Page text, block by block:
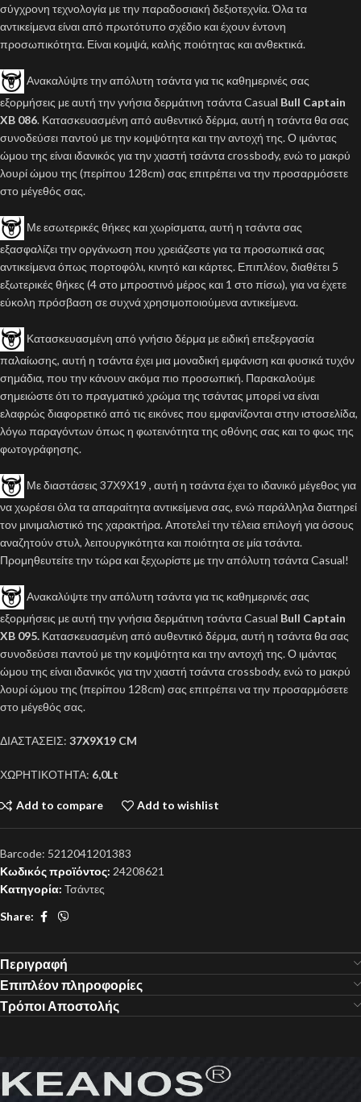
σύγχρονη τεχνολογία με την παραδοσιακή δεξιοτεχνία. Όλα τα
αντικείμενα είναι από πρωτότυπο σχέδιο και έχουν έντονη
προσωπικότητα. Είναι κομψά, καλής ποιότητας και ανθεκτικά.
Ανακαλύψτε την απόλυτη τσάντα για τις καθημερινές σας
εξορμήσεις με αυτή την γνήσια δερμάτινη τσάντα Casual Bull Captain
XB 086. Κατασκευασμένη από αυθεντικό δέρμα, αυτή η τσάντα θα σας
συνοδεύσει παντού με την κομψότητα και την αντοχή της. Ο ιμάντας
ώμου της είναι ιδανικός για την χιαστή τσάντα crossbody, ενώ το μακρύ
λουρί ώμου της (περίπου 128cm) σας επιτρέπει να την προσαρμόσετε
στο μέγεθός σας.
Με εσωτερικές θήκες και χωρίσματα, αυτή η τσάντα σας
εξασφαλίζει την οργάνωση που χρειάζεστε για τα προσωπικά σας
αντικείμενα όπως πορτοφόλι, κινητό και κάρτες. Επιπλέον, διαθέτει 5
εξωτερικές θήκες (4 στο μπροστινό μέρος και 1 στο πίσω), για να έχετε
εύκολη πρόσβαση σε συχνά χρησιμοποιούμενα αντικείμενα.
Κατασκευασμένη από γνήσιο δέρμα με ειδική επεξεργασία
παλαίωσης, αυτή η τσάντα έχει μια μοναδική εμφάνιση και φυσικά τυχόν
σημάδια, που την κάνουν ακόμα πιο προσωπική. Παρακαλούμε
σημειώστε ότι το πραγματικό χρώμα της τσάντας μπορεί να είναι
ελαφρώς διαφορετικό από τις εικόνες που εμφανίζονται στην ιστοσελίδα,
λόγω παραγόντων όπως η φωτεινότητα της οθόνης σας και το φως της
φωτογράφησης.
Με διαστάσεις 37Χ9Χ19 , αυτή η τσάντα έχει το ιδανικό μέγεθος για
να χωρέσει όλα τα απαραίτητα αντικείμενα σας, ενώ παράλληλα διατηρεί
τον μινιμαλιστικό της χαρακτήρα. Αποτελεί την τέλεια επιλογή για όσους
αναζητούν στυλ, λειτουργικότητα και ποιότητα σε μία τσάντα.
Προμηθευτείτε την τώρα και ξεχωρίστε με την απόλυτη τσάντα Casual!
Ανακαλύψτε την απόλυτη τσάντα για τις καθημερινές σας
εξορμήσεις με αυτή την γνήσια δερμάτινη τσάντα Casual Bull Captain
XB 095. Κατασκευασμένη από αυθεντικό δέρμα, αυτή η τσάντα θα σας
συνοδεύσει παντού με την κομψότητα και την αντοχή της. Ο ιμάντας
ώμου της είναι ιδανικός για την χιαστή τσάντα crossbody, ενώ το μακρύ
λουρί ώμου της (περίπου 128cm) σας επιτρέπει να την προσαρμόσετε
στο μέγεθός σας.
ΔΙΑΣΤΑΣΕΙΣ: 37Χ9Χ19 CM
ΧΩΡΗΤΙΚΟΤΗΤΑ: 6,0Lt
Add to compare Add to wishlist
Barcode: 5212041201383
Κωδικός προϊόντος: 24208621
Κατηγορία: Τσάντες
Share:
Περιγραφή
Επιπλέον πληροφορίες
Τρόποι Αποστολής